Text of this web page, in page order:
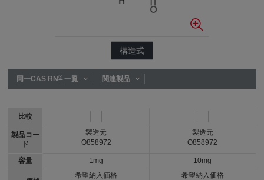
構造式
同一CAS RN®一覧 関連製品
比較
製品コー
ド
容量
製造元
O858972
1mg
希望納入価格
製造元
O858972
10mg
希望納入価格